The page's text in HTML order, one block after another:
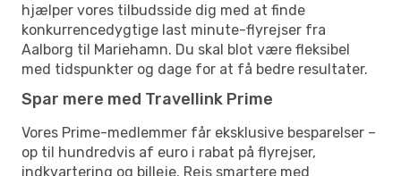
hjælper vores tilbudsside dig med at finde
konkurrencedygtige last minute-flyrejser fra
Aalborg til Mariehamn. Du skal blot være fleksibel
med tidspunkter og dage for at få bedre resultater.
Spar mere med Travellink Prime
Vores Prime-medlemmer får eksklusive besparelser –
op til hundredvis af euro i rabat på flyrejser,
indkvartering og billeje. Rejs smartere med